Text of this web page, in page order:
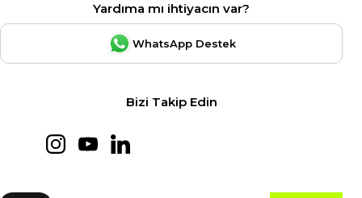
Yardıma mı ihtiyacın var?
WhatsApp Destek
Bizi Takip Edin